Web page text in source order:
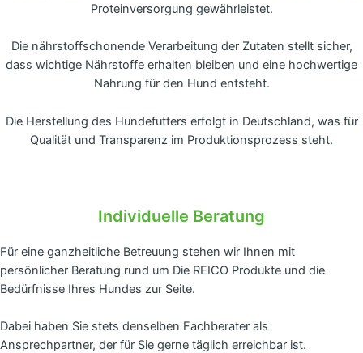
Proteinversorgung gewährleistet.
Die nährstoffschonende Verarbeitung der Zutaten stellt sicher,
dass wichtige Nährstoffe erhalten bleiben und eine hochwertige
Nahrung für den Hund entsteht.
Die Herstellung des Hundefutters erfolgt in Deutschland, was für
Qualität und Transparenz im Produktionsprozess steht.
Individuelle Beratung
Für eine ganzheitliche Betreuung stehen wir Ihnen mit
persönlicher Beratung rund um Die REICO Produkte und die
Bedürfnisse Ihres Hundes zur Seite.
Dabei haben Sie stets denselben Fachberater als
Ansprechpartner, der für Sie gerne täglich erreichbar ist.